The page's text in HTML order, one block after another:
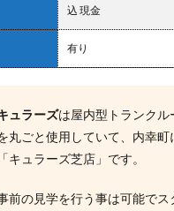
込 現金
有り
ュラーズは屋内型トランクル
丸ごと使用していて、内幸
「キュラーズ芝店」です。
前の見学を行う事は可能でス